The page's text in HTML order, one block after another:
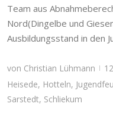
Team aus
Nord(Dingelbe und
Ausbildungsstand in den
von Christian Lühmann |
Heisede, Hotteln,
Sarstedt, Schliekum